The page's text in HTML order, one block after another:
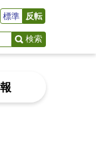
標準 反転
検索